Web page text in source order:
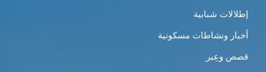
إطلالات شبابية
أخبار ونشاطات مسكونية
قصص وعِبر